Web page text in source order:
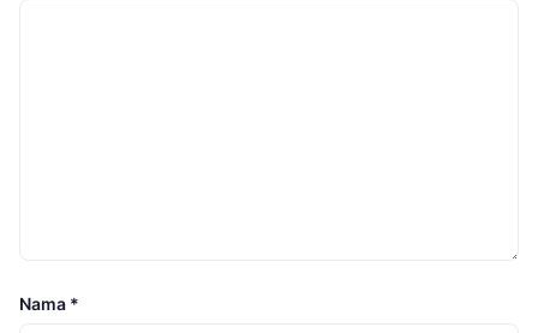
Nama *